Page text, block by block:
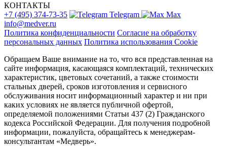
КОНТАКТЫ
+7 (495) 374-73-35
Telegram
Max
info@medver.ru
Политика конфиденциальности Согласие на обработку
персональных данных Политика использования Cookie
Обращаем Ваше внимание на то, что вся представленная на
сайте информация, касающаяся комплектаций, технических
характеристик, цветовых сочетаний, а также стоимости
стальных дверей, сроков изготовления и сервисного
обслуживания носит информационный характер и ни при
каких условиях не является публичной офертой,
определяемой положениями Статьи 437 (2) Гражданского
кодекса Российской Федерации. Для получения подробной
информации, пожалуйста, обращайтесь к менеджерам-
консультантам «Медверь».